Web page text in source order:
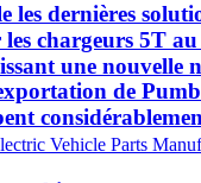
les dernières
chargeurs 5T
une nouvelle
de